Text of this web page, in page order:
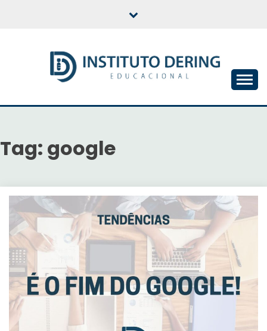
INSTITUTO DERING
EDUCACIONAL
Tag: google